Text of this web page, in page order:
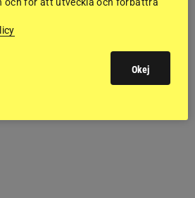
Okej